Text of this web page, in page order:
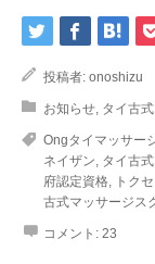
投稿者: onoshizu
お知らせ タイ古
Ongタイマッサー
ネイザン タイ古
府認定資格
トク
古式マッサージス
コメント: 23